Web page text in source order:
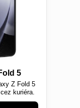
5
Z Fold 5
kuriéra.